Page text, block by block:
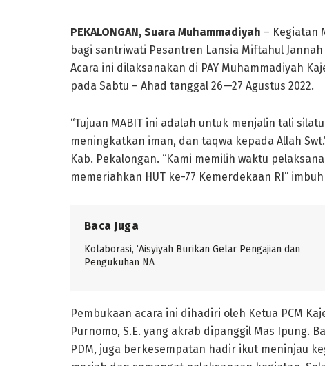
PEKALONGAN, Suara Muhammadiyah – Kegiatan
bagi santriwati Pesantren Lansia Miftahul
Acara ini dilaksanakan di PAY Muhammadiyah
pada Sabtu – Ahad tanggal 26—27 Agustus 2022.
“Tujuan MABIT ini adalah untuk menjalin tali
meningkatkan iman, dan taqwa kepada Allah
Kab. Pekalongan. “Kami memilih waktu
memeriahkan HUT ke-77 Kemerdekaan RI”
Baca Juga
Kolaborasi, ‘Aisyiyah Burikan Gelar Pengajian dan
Pengukuhan NA
Pembukaan acara ini dihadiri oleh Ketua PCM
Purnomo, S.E. yang akrab dipanggil Mas Ipung.
PDM, juga berkesempatan hadir ikut meninjau